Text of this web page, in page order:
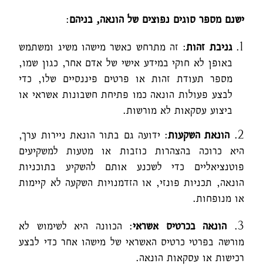
ישנם מספר סוגים נפוצים של הונאה, בניהם:
גניבת זהות: זה מתרחש כאשר מישהו משיג ומשתמש
באופן לא חוקי במידע אישי של אדם אחר, כגון שמו,
מספר תעודת זהות או פרטים פיננסיים שלו, כדי
לבצע פעולות הונאה כמו פתיחת חשבונות אשראי או
ביצוע עסקאות לא מורשות.
2. הונאת השקעות: ידועה גם בתור הונאת ניירות ערך,
היא כרוכה בהצהרות כוזבות או מטעות למשקיעים
פוטנציאליים כדי לשכנע אותם להשקיע בתוכניות
הונאה, תכניות פונזי, או הזדמנויות השקעה לא קיימות
או מנופחות.
3.
הונאה בכרטיס אשראי: הכוונה היא לשימוש לא
מורשה בפרטי כרטיס האשראי של מישהו אחר כדי לבצע
רכישות או עסקאות הונאה.